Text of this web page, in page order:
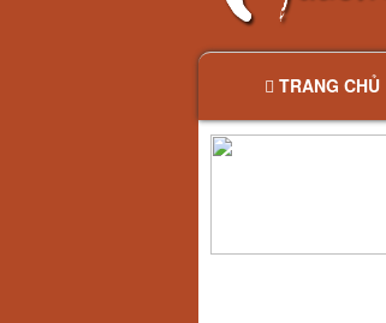
TRANG CHỦ